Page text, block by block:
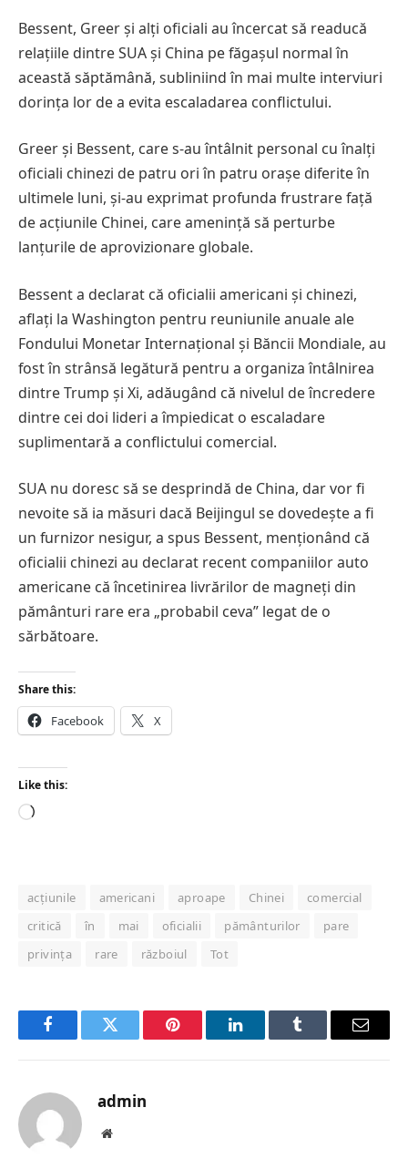
Bessent, Greer și alți oficiali au încercat să readucă
relațiile dintre SUA și China pe făgașul normal în
această săptămână, subliniind în mai multe interviuri
dorința lor de a evita escaladarea conflictului.
Greer și Bessent, care s-au întâlnit personal cu înalți
oficiali chinezi de patru ori în patru orașe diferite în
ultimele luni, și-au exprimat profunda frustrare față
de acțiunile Chinei, care amenință să perturbe
lanțurile de aprovizionare globale.
Bessent a declarat că oficialii americani și chinezi,
aflați la Washington pentru reuniunile anuale ale
Fondului Monetar Internațional și Băncii Mondiale, au
fost în strânsă legătură pentru a organiza întâlnirea
dintre Trump și Xi, adăugând că nivelul de încredere
dintre cei doi lideri a împiedicat o escaladare
suplimentară a conflictului comercial.
SUA nu doresc să se desprindă de China, dar vor fi
nevoite să ia măsuri dacă Beijingul se dovedește a fi
un furnizor nesigur, a spus Bessent, menționând că
oficialii chinezi au declarat recent companiilor auto
americane că încetinirea livrărilor de magneți din
pământuri rare era „probabil ceva” legat de o
sărbătoare.
Share this:
Facebook X
Like this:
Loading…
acțiunile americani aproape Chinei
comercial
critică
în mai oficialii pământurilor
pare
privința
rare războiul Tot
FacebookTwitter Pinterest LinkedInTumblr Email
admin
Website